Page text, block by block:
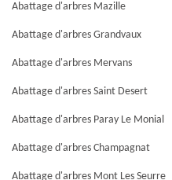
Abattage d'arbres Mazille
Abattage d'arbres Grandvaux
Abattage d'arbres Mervans
Abattage d'arbres Saint Desert
Abattage d'arbres Paray Le Monial
Abattage d'arbres Champagnat
Abattage d'arbres Mont Les Seurre